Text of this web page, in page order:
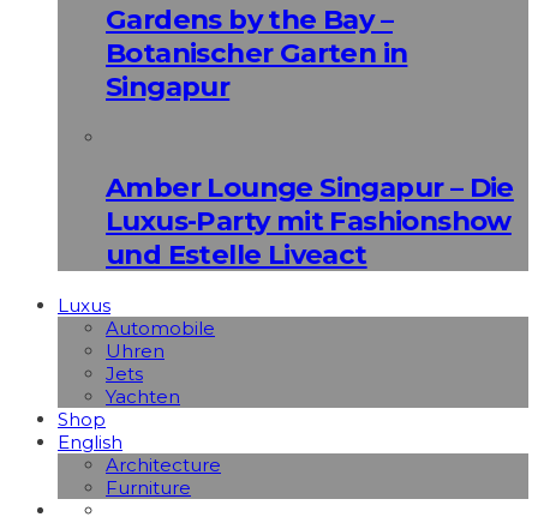
Gardens by the Bay –
Botanischer Garten in
Singapur
Amber Lounge Singapur – Die
Luxus-Party mit Fashionshow
und Estelle Liveact
Luxus
Automobile
Uhren
Jets
Yachten
Shop
English
Architecture
Furniture